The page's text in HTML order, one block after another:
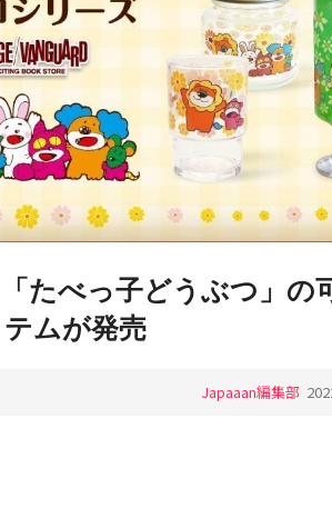
たべっ子どうぶつ」の
ムが発売
Japaaan編集部